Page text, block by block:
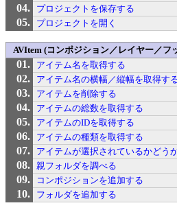
プロジェクトを保存する
プロジェクトを開く
AVItem (コンポジション／レイヤー／フ
アイテム名を取得する
アイテム名の横幅／縦幅を取得す
アイテムを削除する
アイテムの総数を取得する
アイテムのIDを取得する
アイテムの種類を取得する
アイテムが選択されているかどう
親フォルダを調べる
コンポジションを追加する
フォルダを追加する